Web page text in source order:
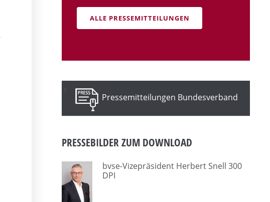
ALLE PRESSEMITTEILUNGEN
Pressemitteilungen Bundesverband
PRESSEBILDER ZUM DOWNLOAD
bvse-Vizepräsident Herbert Snell 300
DPI